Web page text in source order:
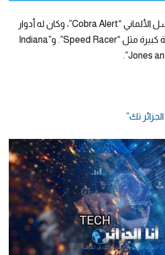
ولعب أبرزها في المسلسل الألماني “Cobra Alert”، وكان له أدوار
داعمة في إنتاجات أمريكية كبيرة مثل “Speed ​​​​Racer”. و”Indiana
Jones
تك”